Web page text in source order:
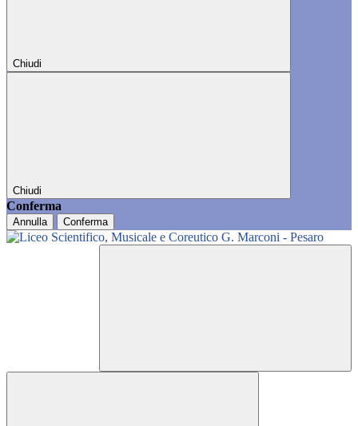
Chiudi
Chiudi
Conferma
Annulla Conferma